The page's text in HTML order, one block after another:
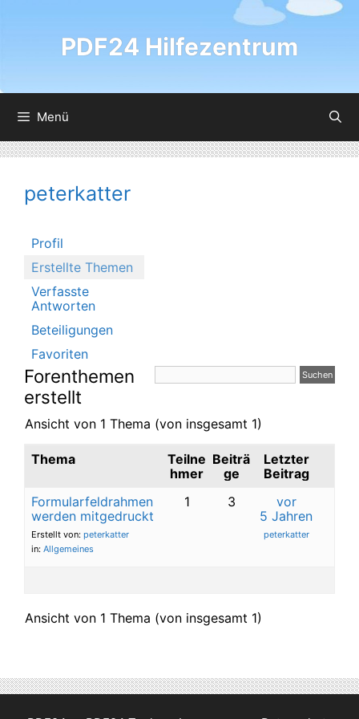
PDF24 Hilfezentrum
Menü
peterkatter
Profil
Erstellte Themen
Verfasste
Antworten
Beteiligungen
Favoriten
Forenthemen
erstellt
Ansicht von 1 Thema (von insgesamt 1)
Thema
Teilne
hmer
Beiträ
ge
Letzter
Beitrag
Formularfeldrahmen
werden mitgedruckt
Erstellt von: peterkatter
in: Allgemeines
1 3
vor
5 Jahren
peterkatter
Ansicht von 1 Thema (von insgesamt 1)